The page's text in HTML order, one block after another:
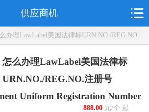
供应商机
办理LawLabel美国法律标URN.NO./REG.NO.
Uniform Registration Number
怎么办理LawLabel美国法律标
URN.NO./REG.NO.注册号
Uniform Registration Number
888.00元/个 起